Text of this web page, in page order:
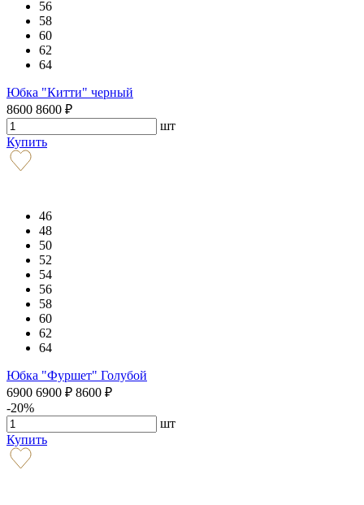
56
58
60
62
64
Юбка "Китти" черный
8600 8600 ₽
шт
Купить
46
48
50
52
54
56
58
60
62
64
Юбка "Фуршет" Голубой
6900 6900 ₽ 8600 ₽
-20%
шт
Купить